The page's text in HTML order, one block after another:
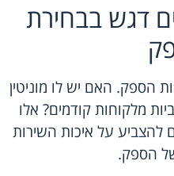
דגש בבחירת
הספק. האם יש לו מוניטין
מלקוחות קודמים? אלו
להצביע על איכות השירות
הספק.